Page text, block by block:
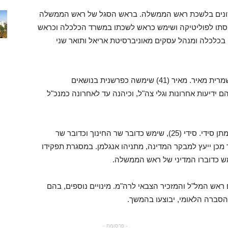
בלשכת ראש הממשלה. בראש הסגל של ראש הממשלה
את בנט מאז כניסתו לפוליטיקה ושימש כראש לשכתו במשרד הכלכלה וכראש
ומנהל עסקים מאוניברסיטת אריאל ותואר שני
לתפקיד היועצת המדינית לראש הממשלה מונתה שמרית מאיר. מאיר (41) שימשה כפרשנית בנושאים
ידיעות אחרונות וגלי צה"ל, וכיהנה עד לאחרונה כמנכ"ל
לתפקיד דובר ראש הממשלה מונה יועץ התקשורת מתן סידי. סידי (25), שימש כדובר שר החינוך וכדובר שר
ייעץ למבקר המדינה, מתניהו אנגלמן. במסגרת תפקידו
כדוברו המדיני של ראש הממשלה.
המל"ל והמזכיר הצבאי לרה"מ. מינויים נוספים, בהם
הלאומי, יבוצעו בהמשך.
- פרסומת -